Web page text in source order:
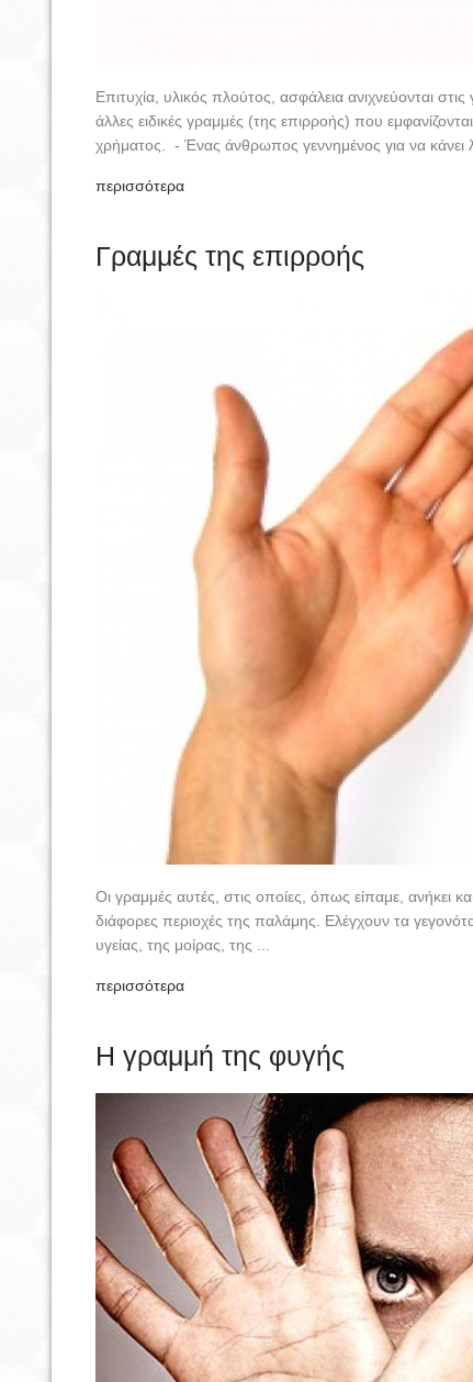
Επιτυχία, υλικός πλούτος, ασφάλεια ανιχνεύονται
άλλες ειδικές γραμμές (της επιρροής) που
χρήματος. - Ένας άνθρωπος γεννημένος για να κάνει
περισσότερα
Γραμμές της επιρροής
Οι γραμμές αυτές, στις οποίες, όπως είπαμε, ανήκει
διάφορες περιοχές της παλάμης. Ελέγχουν τα
υγείας, της μοίρας, της ...
περισσότερα
Η γραμμή της φυγής